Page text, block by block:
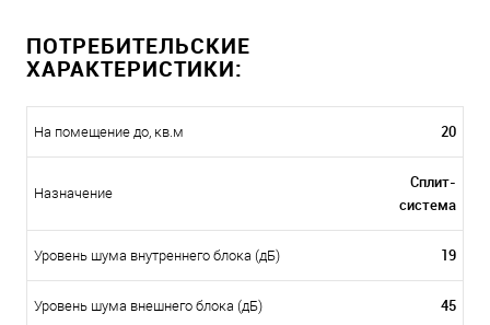
ПОТРЕБИТЕЛЬСКИЕ
ХАРАКТЕРИСТИКИ:
На помещение до, кв.м 20
Назначение
Сплит-
система
Уровень шума внутреннего блока (дБ) 19
Уровень шума внешнего блока (дБ) 45